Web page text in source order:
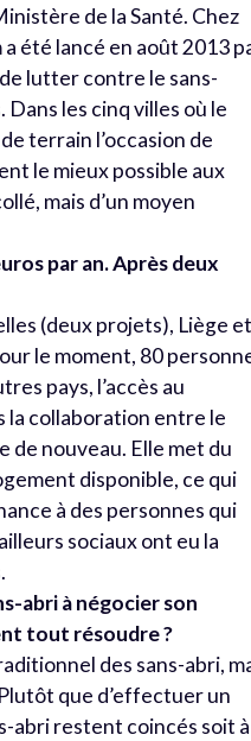
de la Santé. Chez
été lancé en août 2013
lutter contre le sans-
les cinq villes où le
terrain l’occasion de
le mieux possible aux
mais d’un moyen
par an. Après deux
(deux projets), Liège et
le moment, 80
pays, l’accès au
la collaboration entre le
de nouveau. Elle met du
disponible, ce qui
à des personnes qui
sociaux ont eu la
abri à négocier son
tout résoudre ?
des sans-abri,
que d’effectuer un
abri restent coincés soit à